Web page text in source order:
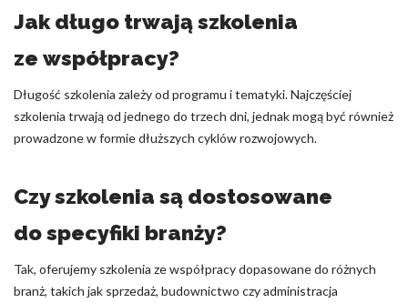
Jak długo trwają szkolenia
ze współpracy?
Długość szkolenia zależy od programu i tematyki. Najczęściej
szkolenia trwają od jednego do trzech dni, jednak mogą być również
prowadzone w formie dłuższych cyklów rozwojowych.
Czy szkolenia są dostosowane
do specyfiki branży?
Tak, oferujemy szkolenia ze współpracy dopasowane do różnych
branż, takich jak sprzedaż, budownictwo czy administracja